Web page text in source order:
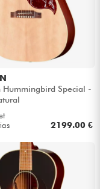
Hummingbird Special -
2199.00 €